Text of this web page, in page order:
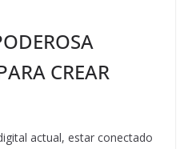
CREAR
actual, estar conectado